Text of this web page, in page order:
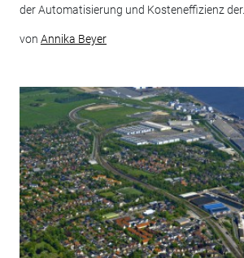
der Automatisierung und Kosteneffizienz der...
von Annika Beyer